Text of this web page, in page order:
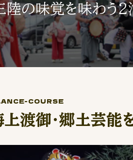
陸の味覚を味わう
COURSE
渡御・郷土芸能